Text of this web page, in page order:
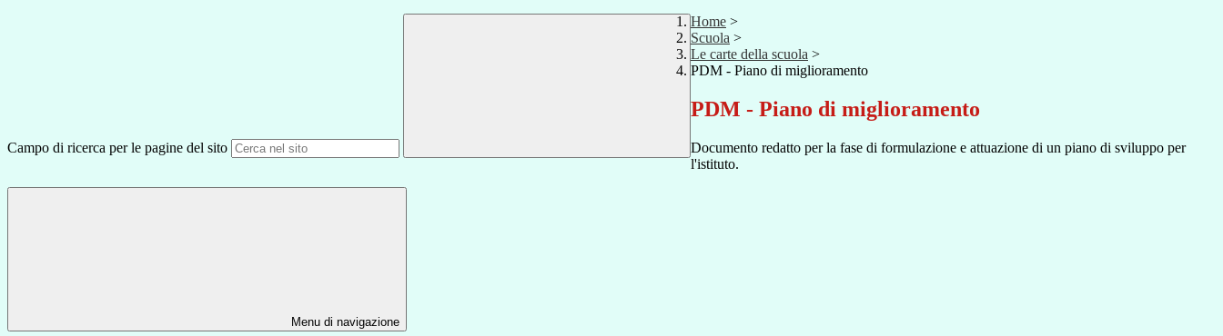
Campo di ricerca per le pagine del sito
Home >
Scuola >
Le carte della scuola >
PDM - Piano di miglioramento
PDM - Piano di miglioramento
Documento redatto per la fase di formulazione e attuazione di un piano di sviluppo per
l'istituto.
Menu di navigazione